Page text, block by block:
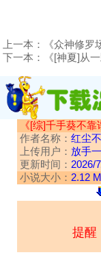
上一本：
《众神修罗
下一本：
《[神夏]从
《[综]千手葵不靠
作者名称： 红尘
上传用户： 放手
更新时间： 2026/
小说大小： 2.12
提醒